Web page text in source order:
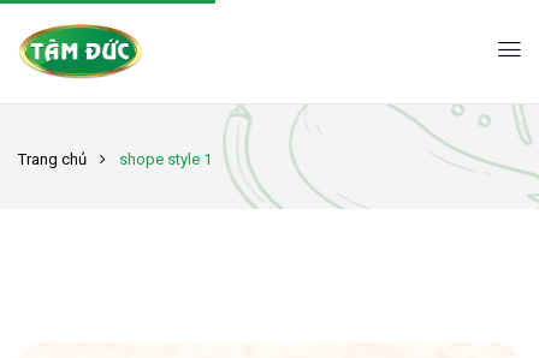
Trang chủ shope style 1